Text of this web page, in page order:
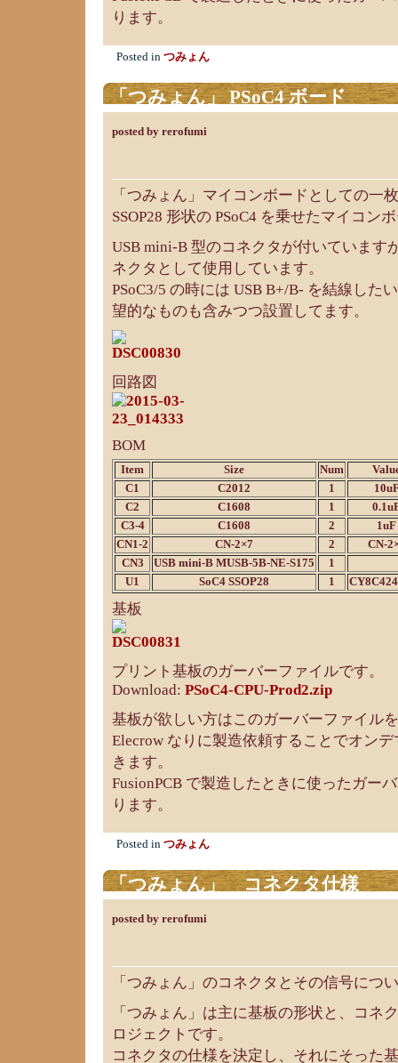
ります。
Posted in つみょん
「つみょん」 PSoC4 ボード
posted by rerofumi
「つみょん」マイコンボードとしての一
SSOP28 形状の PSoC4 を乗せたマイコン
USB mini-B 型のコネクタが付いています
ネクタとして使用しています。
PSoC3/5 の時には USB B+/B- を結線した
望的なものも含みつつ設置してます。
回路図
BOM
Item Size Num
C1
C2012 1
C2
C1608 1
C3-4
C1608 2
1uF
CN1-2
CN-2×7 2
CN-
CN3
USB mini-B MUSB-5B-NE-S175
1
U1
SoC4 SSOP28 1
基板
プリント基板のガーバーファイルです。
Download: PSoC4-CPU-Prod2.zip
基板が欲しい方はこのガーバーファイル
Elecrow なりに製造依頼することでオン
きます。
FusionPCB で製造したときに使ったガー
ります。
Posted in つみょん
「つみょん」 コネクタ仕様
posted by rerofumi
「つみょん」のコネクタとその信号につ
「つみょん」は主に基板の形状と、コネ
ロジェクトです。
コネクタの仕様を決定し、それにそった